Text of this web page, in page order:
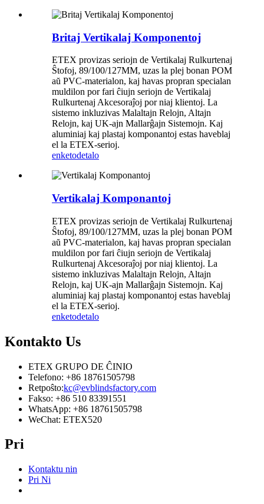
Britaj Vertikalaj Komponentoj
ETEX provizas seriojn de Vertikalaj Rulkurtenaj
Ŝtofoj, 89/100/127MM, uzas la plej bonan POM
aŭ PVC-materialon, kaj havas propran specialan
muldilon por fari ĉiujn seriojn de Vertikalaj
Rulkurtenaj Akcesoraĵoj por niaj klientoj. La
sistemo inkluzivas Malaltajn Relojn, Altajn
Relojn, kaj UK-ajn Mallarĝajn Sistemojn. Kaj
aluminiaj kaj plastaj komponantoj estas haveblaj
el la ETEX-serioj.
enketodetalo
Vertikalaj Komponantoj
ETEX provizas seriojn de Vertikalaj Rulkurtenaj
Ŝtofoj, 89/100/127MM, uzas la plej bonan POM
aŭ PVC-materialon, kaj havas propran specialan
muldilon por fari ĉiujn seriojn de Vertikalaj
Rulkurtenaj Akcesoraĵoj por niaj klientoj. La
sistemo inkluzivas Malaltajn Relojn, Altajn
Relojn, kaj UK-ajn Mallarĝajn Sistemojn. Kaj
aluminiaj kaj plastaj komponantoj estas haveblaj
el la ETEX-serioj.
enketodetalo
Kontakto Us
ETEX GRUPO DE ĈINIO
Telefono: +86 18761505798
Retpoŝto:kc@evblindsfactory.com
Fakso: +86 510 83391551
WhatsApp: +86 18761505798
WeChat: ETEX520
Pri
Kontaktu nin
Pri Ni